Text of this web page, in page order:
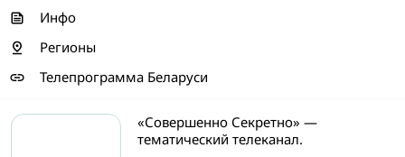
Инфо
Регионы
Телепрограмма Беларуси
«Совершенно Секретно» —
тематический телеканал.